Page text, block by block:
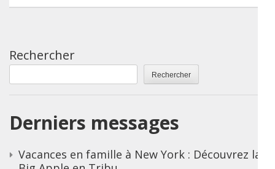
Rechercher
Rechercher
Derniers messages
Vacances en famille à New York : Découvrez la